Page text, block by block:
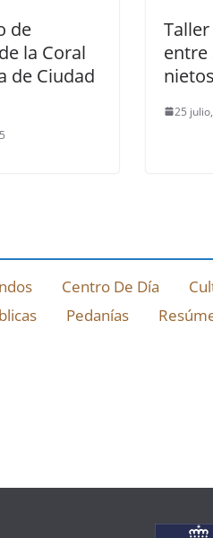
de
la Coral
de Ciudad
entre
nietos
25
Centro De Día
Pedanías